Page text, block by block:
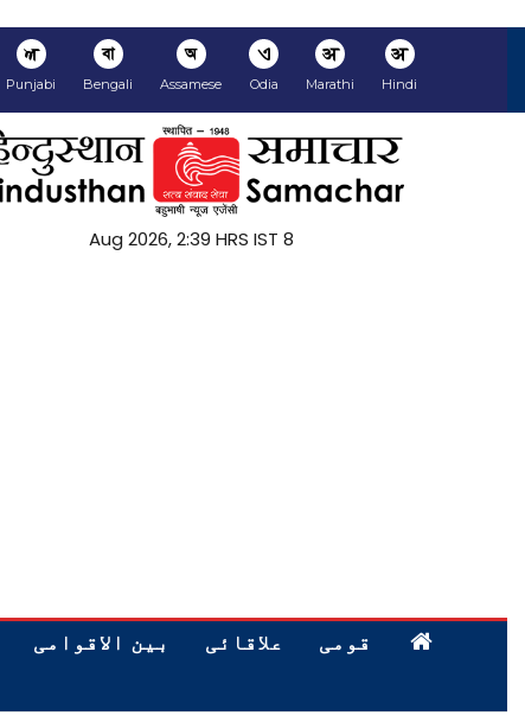
अ
Hindi
अ
Marathi
ଏ
Odia
অ
Assamese
বা
Bengali
ਅ
Punjabi
8 Aug 2026, 2:39 HRS IST
قومی علاقائی بین الاقوامی